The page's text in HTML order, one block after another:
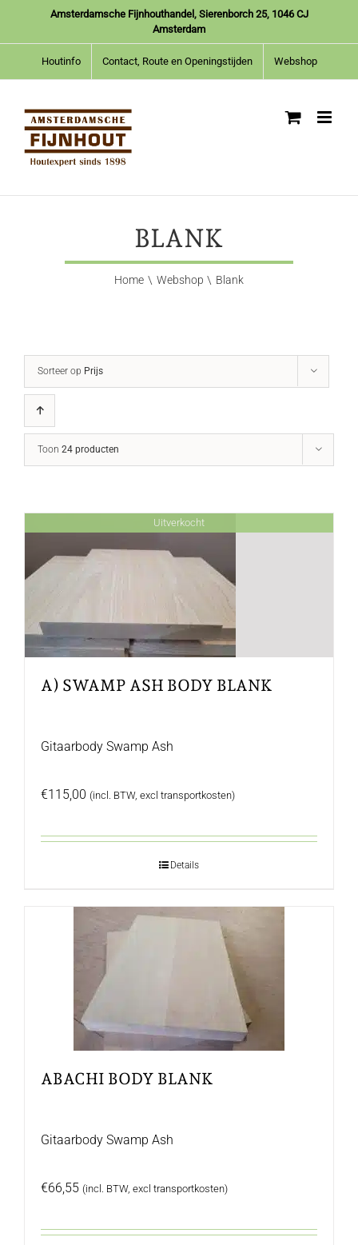
inhoud
Amsterdamsche Fijnhouthandel, Sierenborch 25, 1046 CJ
Amsterdam
Houtinfo Contact, Route en Openingstijden Webshop
BLANK
Home Webshop Blank
Sorteer op Prijs
Toon 24 producten
Uitverkocht
A) SWAMP ASH BODY BLANK
Gitaarbody Swamp Ash
€115,00 (incl. BTW, excl transportkosten)
Details
ABACHI BODY BLANK
Gitaarbody Swamp Ash
€66,55 (incl. BTW, excl transportkosten)